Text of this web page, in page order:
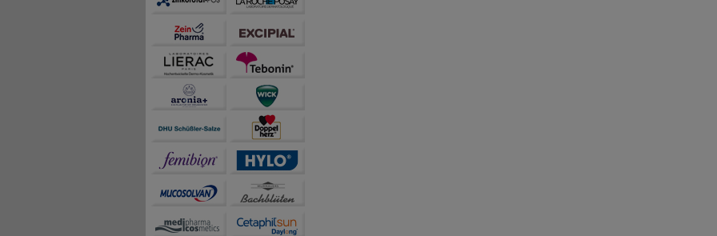
Statistik & Tracking:
auch die Werbung auf Drittseiten möglichst relevant für Sie zu gestalten. Bitte beachten Sie,
teilweise an Dritte wie z.B. Google oder soziale Medien übertragen werden.